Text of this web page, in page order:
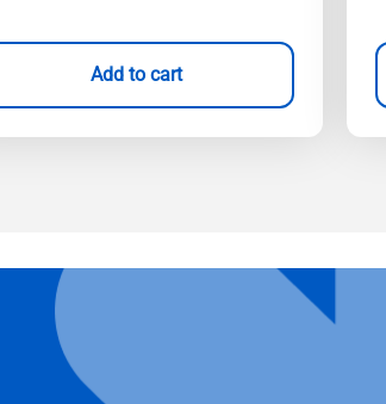
Add to cart